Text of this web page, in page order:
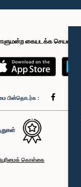
கையடக்க செயலி
பின்தொடர்க :
கொள்கை